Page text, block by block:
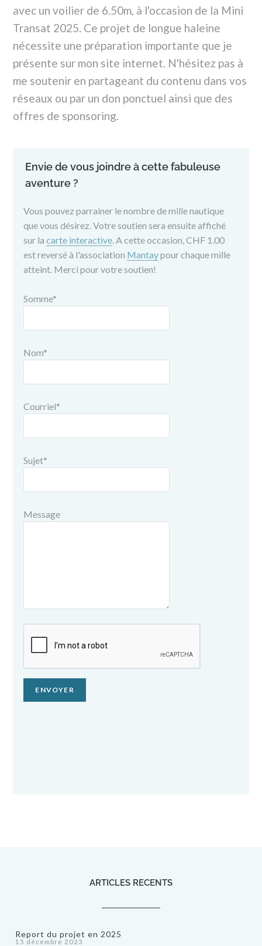
avec un voilier de 6.50m, à l'occasion de la Mini
Transat 2025. Ce projet de longue haleine
nécessite une préparation importante que je
présente sur mon site internet. N'hésitez pas à
me soutenir en partageant du contenu dans vos
réseaux ou par un don ponctuel ainsi que des
offres de sponsoring.
Envie de vous joindre à cette fabuleuse
aventure ?
Vous pouvez parrainer le nombre de mille nautique
que vous désirez. Votre soutien sera ensuite affiché
sur lacarte interactive . A cette occasion, CHF 1.00
est reversé à l'association Mantaypour chaque mille
atteint. Merci pour votre soutien!
Somme*
Nom*
Courriel*
Sujet*
Message
ARTICLES RECENTS
Report du projet en 2025
15 décembre 2023